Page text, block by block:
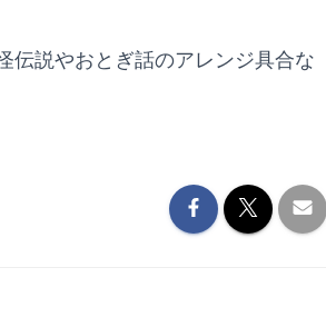
伝説やおとぎ話のアレンジ具合な